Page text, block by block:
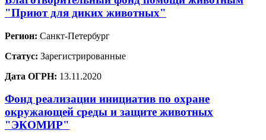
"Приют для диких животных"
Регион: Санкт-Петербург
Статус: Зарегистрированные
Дата ОГРН: 13.11.2020
Фонд реализации инициатив по охране
окружающей среды и защите животных
"ЭКОМИР"